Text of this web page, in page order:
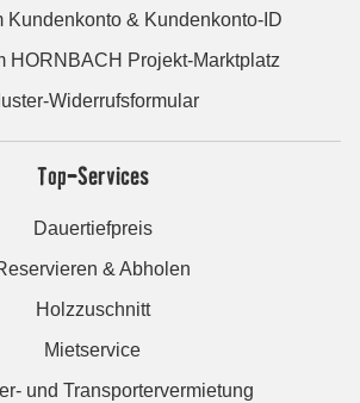
Kundenkonto & Kundenkonto-ID
HORNBACH Projekt-Marktplatz
Widerrufsformular
Top-Services
Dauertiefpreis
& Abholen
Holzzuschnitt
Mietservice
und Transportervermietung